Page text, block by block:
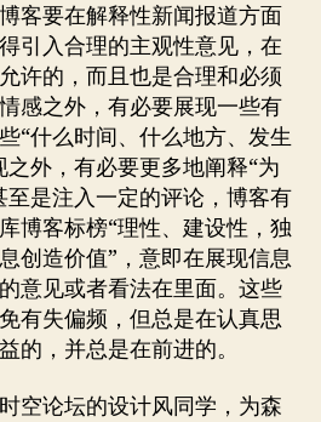
客要在解释性新闻报道方面
引入合理的主观性意见，在
许的，而且也是合理和必须
感之外，有必要展现一些有
“什么时间、什么地方、发生
外，有必要更多地阐释“为
至是注入一定的评论，博客有
博客标榜“理性、建设性，独
创造价值”，意即在展现信息
意见或者看法在里面。这些
有失偏频，但总是在认真思
的，并总是在前进的。
空论坛的设计风同学，为森